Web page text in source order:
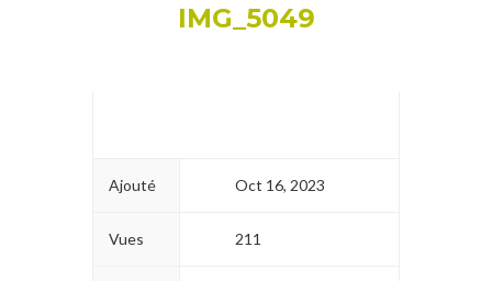
IMG_5049
Ajouté Oct 16, 2023
Vues 211